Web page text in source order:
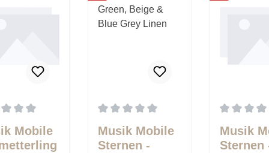
Mobile
Musik Mobile
Sternen -
Musik
Sternen